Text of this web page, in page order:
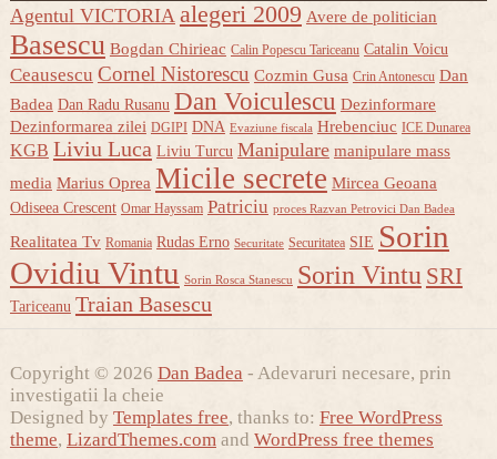
Agentul VICTORIA alegeri 2009 Avere de politician
Basescu Bogdan Chirieac Calin Popescu Tariceanu Catalin Voicu
Ceausescu Cornel Nistorescu Cozmin Gusa Crin Antonescu Dan
Badea Dan Radu Rusanu Dan Voiculescu Dezinformare
Dezinformarea zilei DGIPI DNA Evaziune fiscala Hrebenciuc ICE Dunarea
KGB Liviu Luca Liviu Turcu Manipulare manipulare mass
media Marius Oprea Micile secrete Mircea Geoana
Odiseea Crescent Omar Hayssam Patriciu proces Razvan Petrovici Dan Badea
Realitatea Tv Romania Rudas Erno Securitate Securitatea SIE Sorin
Ovidiu Vintu Sorin Rosca Stanescu Sorin Vintu SRI
Tariceanu Traian Basescu
Copyright © 2026 Dan Badea - Adevaruri necesare, prin
investigatii la cheie
Designed by Templates free, thanks to: Free WordPress
theme, LizardThemes.comand WordPress free themes